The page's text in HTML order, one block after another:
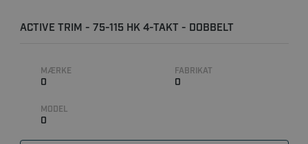
ACTIVE TRIM - 75-115 HK 4-TAKT - DOBBELT
MÆRKE
0
FABRIKAT
0
MODEL
0